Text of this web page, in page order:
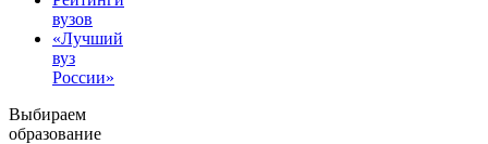
вузов
«Лучший
вуз
России»
Выбираем
образование